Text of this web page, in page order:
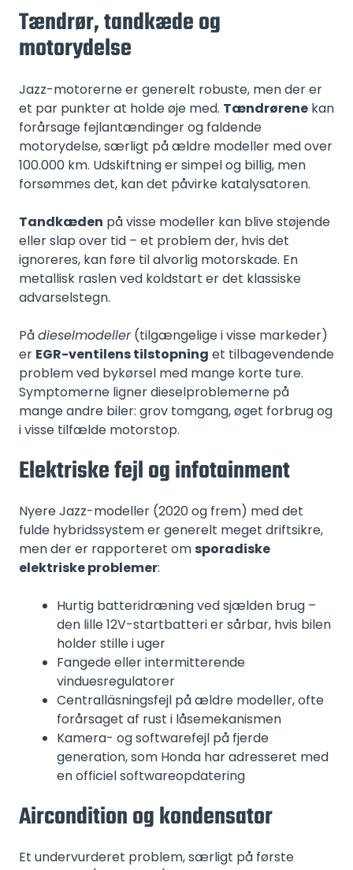
Tændrør, tandkæde og
motorydelse
Jazz-motorerne er generelt robuste, men der er
et par punkter at holde øje med. Tændrørene kan
forårsage fejlantændinger og faldende
motorydelse, særligt på ældre modeller med over
100.000 km. Udskiftning er simpel og billig, men
forsømmes det, kan det påvirke katalysatoren.
Tandkæden på visse modeller kan blive støjende
eller slap over tid – et problem der, hvis det
ignoreres, kan føre til alvorlig motorskade. En
metallisk raslen ved koldstart er det klassiske
advarselstegn.
Pådieselmodeller(tilgængelige i visse markeder)
er EGR-ventilens tilstopning et tilbagevendende
problem ved bykørsel med mange korte ture.
Symptomerne ligner dieselproblemerne på
mange andre biler: grov tomgang, øget forbrug og
i visse tilfælde motorstop.
Elektriske fejl og infotainment
Nyere Jazz-modeller (2020 og frem) med det
fulde hybridssystem er generelt meget driftsikre,
men der er rapporteret omsporadiske
elektriske problemer:
Hurtig batteridræning ved sjælden brug –
den lille 12V-startbatteri er sårbar, hvis bilen
holder stille i uger
Fangede eller intermitterende
vinduesregulatorer
Centralläsningsfejl på ældre modeller, ofte
forårsaget af rust i låsemekanismen
Kamera- og softwarefejl på fjerde
generation, som Honda har adresseret med
en officiel softwareopdatering
Aircondition og kondensator
Et undervurderet problem, særligt på første